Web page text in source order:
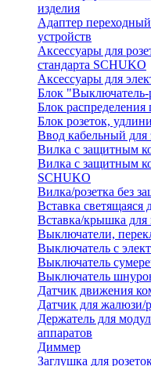
изделия
Адаптер
устройств
Аксессуары для
стандарта SCHUKO
Аксессуары для
Блок "Выключатель-
Блок распределения
Блок розеток,
Ввод кабельный для
Вилка с защитным
Вилка с защитным
SCHUKO
Вилка/розетка без
Вставка светящаяся
Вставка/крышка
Выключатели,
Выключатель с
Выключатель
Выключатель
Датчик движения
Датчик для жалюзи/
Держатель для
аппаратов
Диммер
Заглушка для